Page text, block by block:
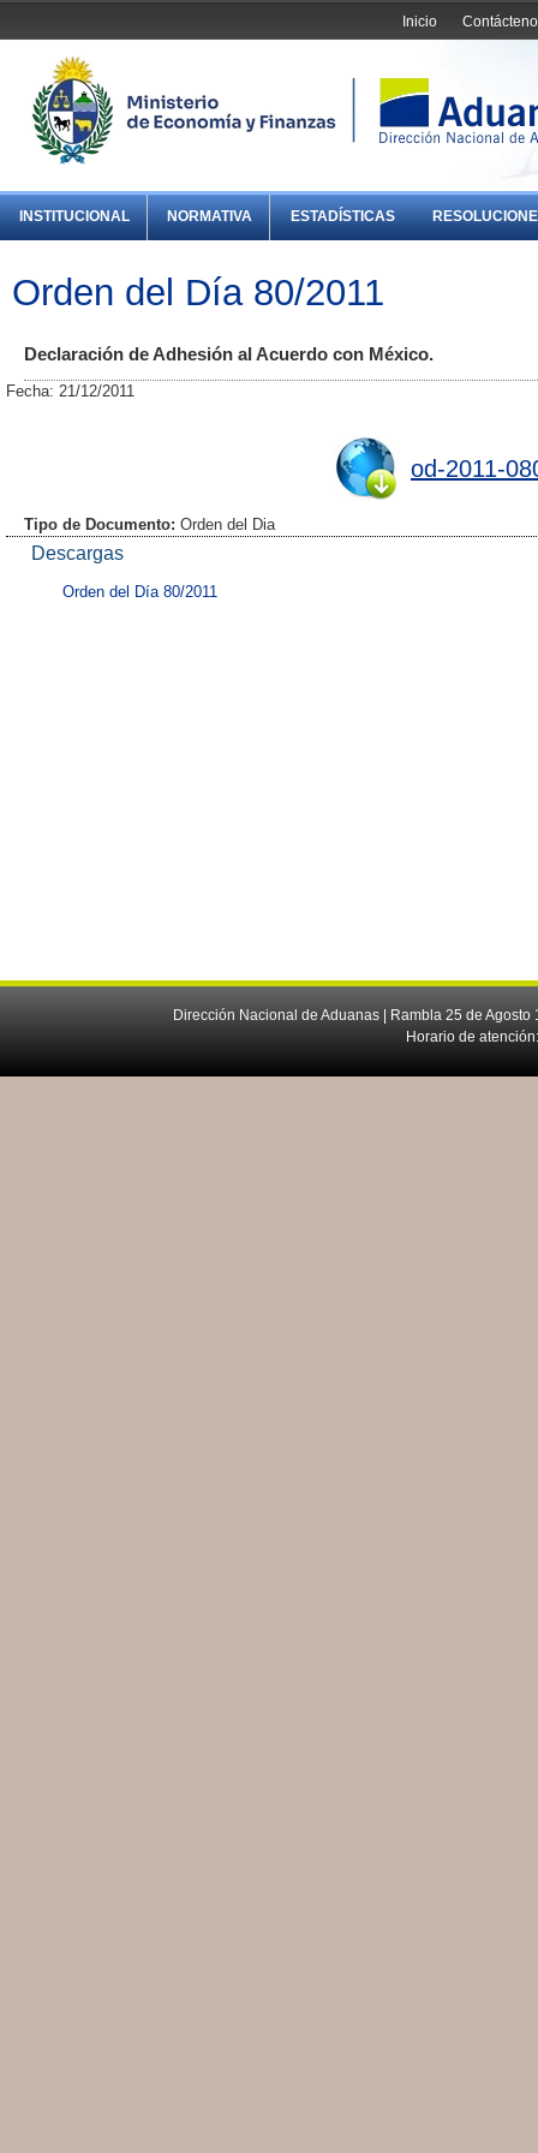
Inicio
INSTITUCIONAL NORMATIVA ESTADÍSTICAS
Orden del Día 80/2011
Declaración de Adhesión al Acuerdo con México.
Fecha: 21/12/2011
od-2011-
Tipo de Documento: Orden del Dia
Descargas
Orden del Día 80/2011
Dirección Nacional de Aduanas | Rambla 25 de
Horario de